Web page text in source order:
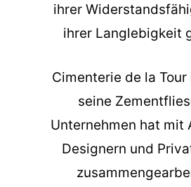
ihrer
ihrer Langlebigkeit
Cimenterie de la
seine
Unternehmen hat mit
Designern und